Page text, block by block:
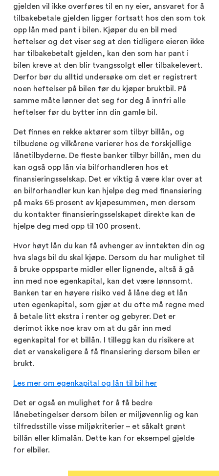
gjelden vil ikke overføres til en ny eier, ansvaret for å
tilbakebetale gjelden ligger fortsatt hos den som tok
opp lån med pant i bilen. Kjøper du en bil med
heftelser og det viser seg at den tidligere eieren ikke
har tilbakebetalt gjelden, kan den som har pant i
bilen kreve at den blir tvangssolgt eller tilbakelevert.
Derfor bør du alltid undersøke om det er registrert
noen heftelser på bilen før du kjøper bruktbil. På
samme måte lønner det seg for deg å innfri alle
heftelser før du bytter inn din gamle bil.
Det finnes en rekke aktører som tilbyr billån, og
tilbudene og vilkårene varierer hos de forskjellige
lånetilbyderne. De fleste banker tilbyr billån, men du
kan også opp lån via bilforhandleren hos et
finansieringsselskap. Det er viktig å være klar over at
en bilforhandler kun kan hjelpe deg med finansiering
på maks 65 prosent av kjøpesummen, men dersom
du kontakter finansieringsselskapet direkte kan de
hjelpe deg med opp til 100 prosent.
Hvor høyt lån du kan få avhenger av inntekten din og
hva slags bil du skal kjøpe. Dersom du har mulighet til
å bruke oppsparte midler eller lignende, altså å gå
inn med noe egenkapital, kan det være lønnsomt.
Banken tar en høyere risiko ved å låne deg et lån
uten egenkapital, som gjør at du ofte må regne med
å betale litt ekstra i renter og gebyrer. Det er
derimot ikke noe krav om at du går inn med
egenkapital for et billån. I tillegg kan du risikere at
det er vanskeligere å få finansiering dersom bilen er
brukt.
Les mer om egenkapital og lån til bil her
Det er også en mulighet for å få bedre
lånebetingelser dersom bilen er miljøvennlig og kan
tilfredsstille visse miljøkriterier – et såkalt grønt
billån eller klimalån. Dette kan for eksempel gjelde
for elbiler.